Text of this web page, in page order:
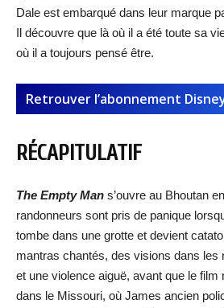
Dale est embarqué dans leur marque
Il découvre que là où il a été toute sa
où il a toujours pensé être.
Retrouver l’abonnement
RÉCAPITULATIF
The Empty Man s’ouvre au Bhoutan
randonneurs sont pris de panique
tombe dans une grotte et devient
mantras chantés, des visions dans les
et une violence aiguë, avant que le film
dans le Missouri, où James ancien